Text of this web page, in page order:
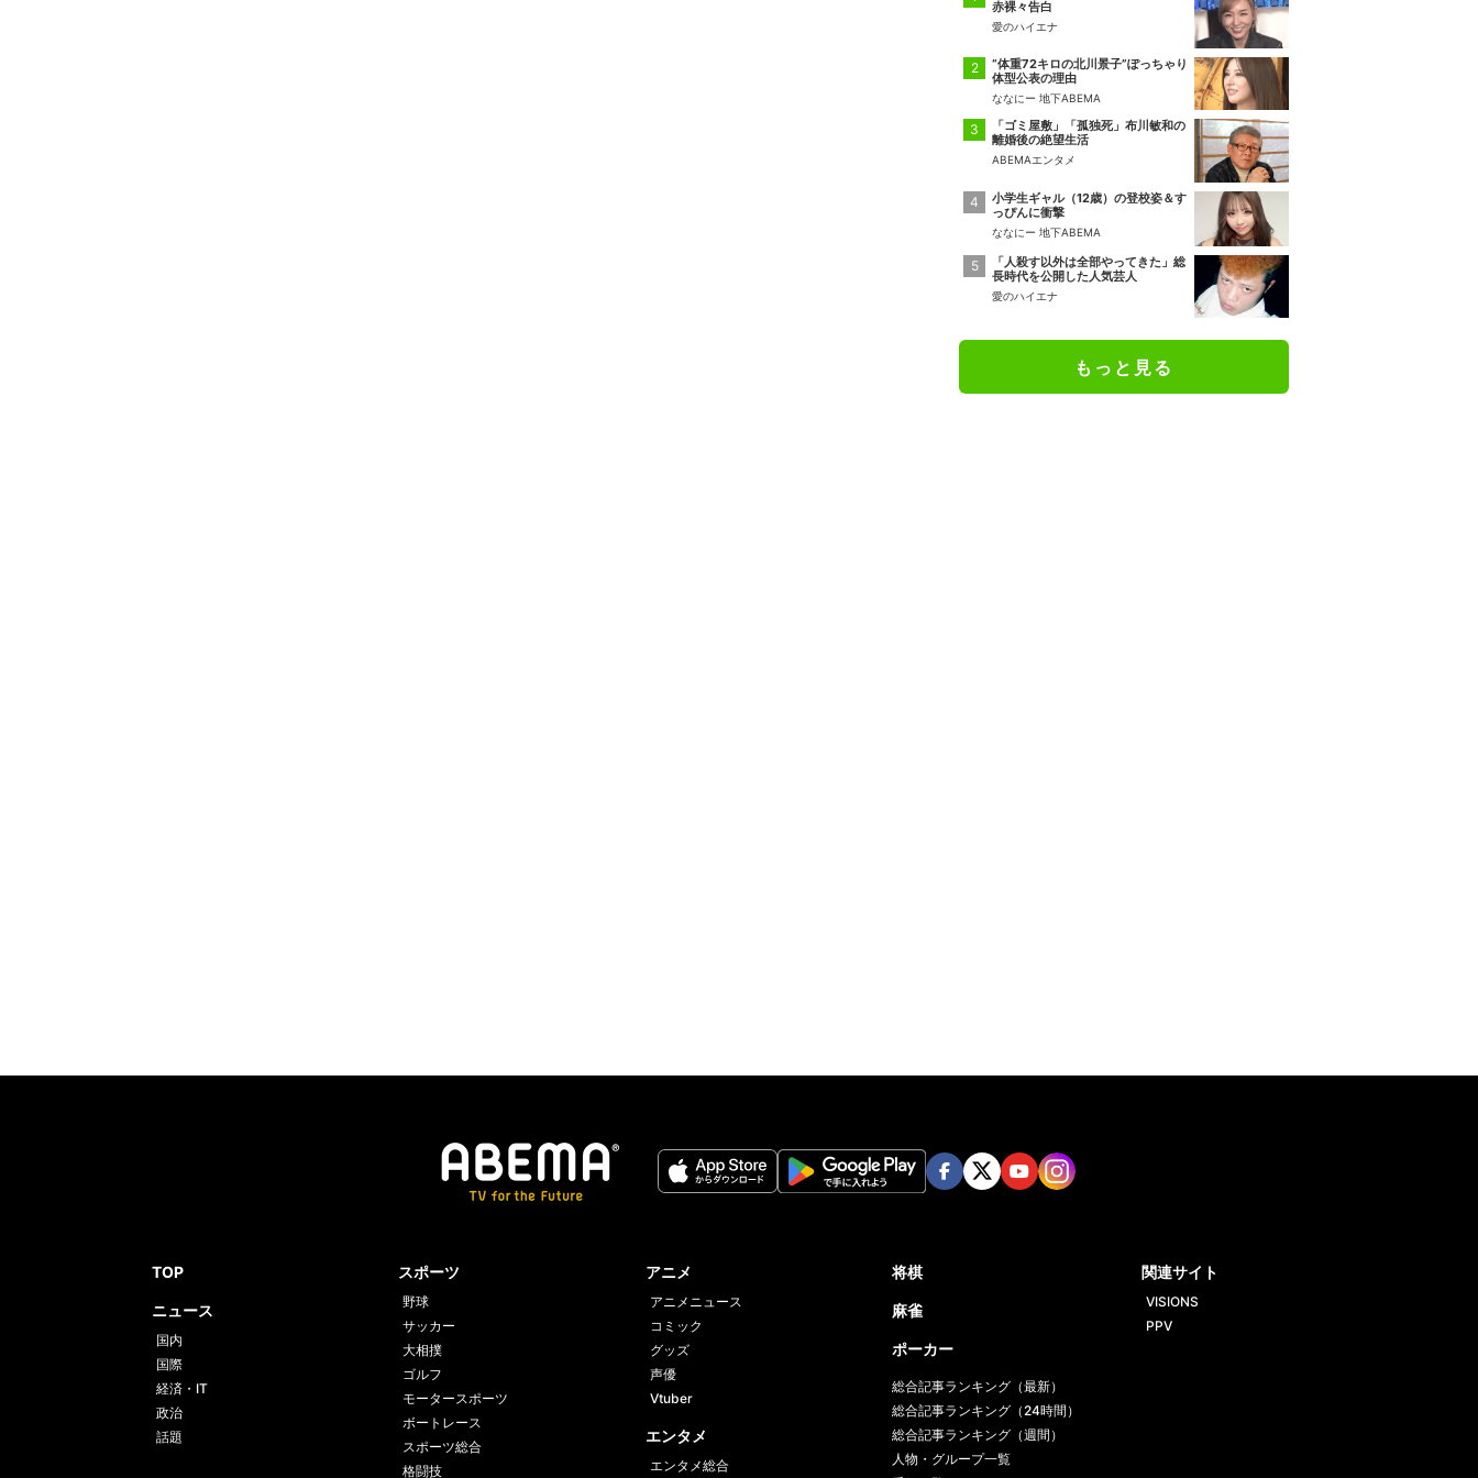
赤裸々告白
愛のハイエナ
“体重72キロの北川景子”ぽっちゃり
体型公表の理由
ななにー 地下ABEMA
「ゴミ屋敷」「孤独死」布川敏和の
離婚後の絶望生活
ABEMAエンタメ
小学生ギャル（12歳）の登校姿＆す
っぴんに衝撃
ななにー 地下ABEMA
「人殺す以外は全部やってきた」総
長時代を公開した人気芸人
愛のハイエナ
もっと見る
TOP
ニュース
国内
国際
経済・IT
政治
話題
スポーツ
野球
サッカー
大相撲
ゴルフ
モータースポーツ
ボートレース
スポーツ総合
格闘技
アニメ
アニメニュース
コミック
グッズ
声優
Vtuber
エンタメ
エンタメ総合
将棋
麻雀
ポーカー
総合記事ランキング（最新）
総合記事ランキング（24時間）
総合記事ランキング（週間）
人物・グループ一覧
関連サイト
VISIONS
PPV